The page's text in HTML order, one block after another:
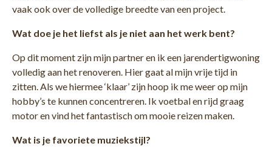
vaak ook over de volledige breedte van een project.
Wat doe je het liefst als je niet aan het werk bent?
Op dit moment zijn mijn partner en ik een jarendertigwoning
volledig aan het renoveren. Hier gaat al mijn vrije tijd in
zitten. Als we hiermee ‘klaar’ zijn hoop ik me weer op mijn
hobby’s te kunnen concentreren. Ik voetbal en rijd graag
motor en vind het fantastisch om mooie reizen maken.
Wat is je favoriete muziekstijl?